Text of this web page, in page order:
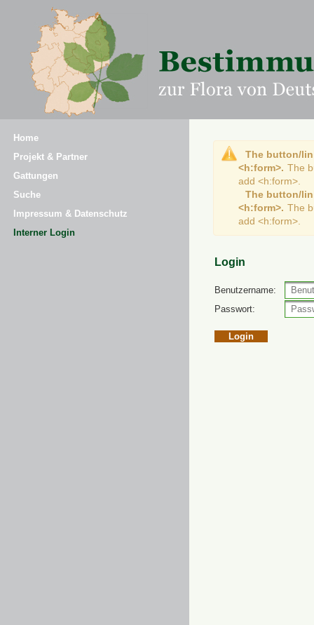
Home
Projekt & Partner
Gattungen
Suche
Impressum & Datenschutz
Interner Login
The button/
<h:form>. The
add <h:form>.
The button/
<h:form>. The
add <h:form>.
Login
Benutzername:
Passwort: